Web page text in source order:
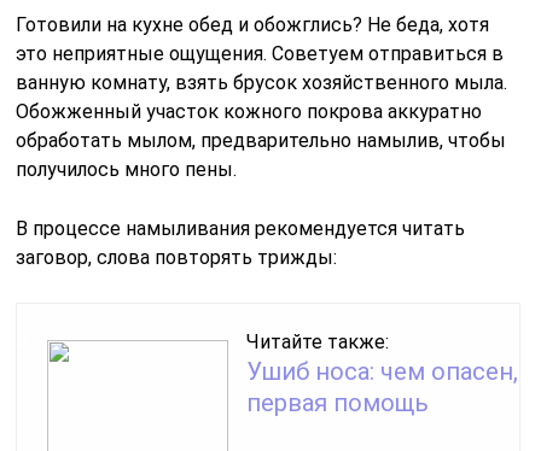
Готовили на кухне обед и обожглись? Не беда, хотя
это неприятные ощущения. Советуем отправиться в
ванную комнату, взять брусок хозяйственного мыла.
Обожженный участок кожного покрова аккуратно
обработать мылом, предварительно намылив, чтобы
получилось много пены.
В процессе намыливания рекомендуется читать
заговор, слова повторять трижды:
Читайте также:
Ушиб носа: чем опасен,
первая помощь